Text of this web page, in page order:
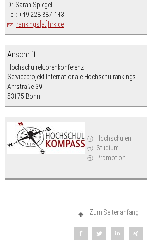
Hochschulen
Studium
Promotion
Dr. Sarah Spiegel
Tel.: +49 228 887-143
rankings[at]hrk.de
Anschrift
Hochschulrektorenkonferenz
Serviceprojekt Internationale Hochschulrankings
Ahrstraße 39
53175 Bonn
Zum Seitenanfang